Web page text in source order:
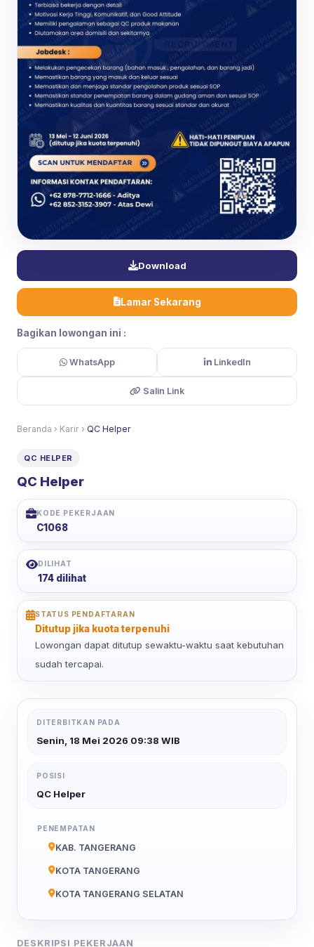
Download
Lamar Sekarang
Bagikan lowongan ini :
WhatsApp LinkedIn
Salin Link
Beranda › Karir › QC Helper
QC HELPER
QC Helper
KODE PEKERJAAN
C1068
DILIHAT
174 dilihat
STATUS PENDAFTARAN
Ditutup jika kuota terpenuhi
Lowongan dapat ditutup sewaktu-waktu saat kebutuhan
sudah tercapai.
DITERBITKAN PADA
Senin, 18 Mei 2026 09:38 WIB
POSISI
QC Helper
PENEMPATAN
KAB. TANGERANG
KOTA TANGERANG
KOTA TANGERANG SELATAN
DESKRIPSI PEKERJAAN